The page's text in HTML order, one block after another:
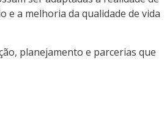
a melhoria da qualidade de vida
planejamento e parcerias que